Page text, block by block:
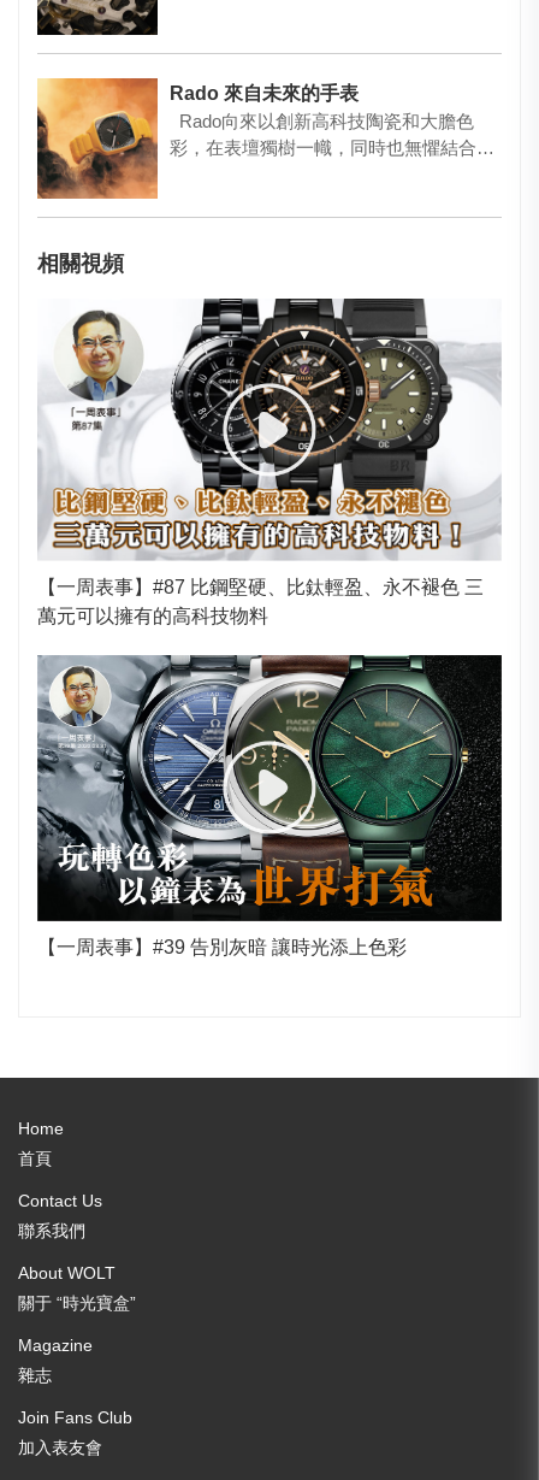
Rado 來自未來的手表
Rado向來以創新高科技陶瓷和大膽色
彩，在表壇獨樹一幟，同時也無懼結合新
相關視頻
【一周表事】#87 比鋼堅硬、比鈦輕盈、永不褪色 三
萬元可以擁有的高科技物料
【一周表事】#39 告別灰暗 讓時光添上色彩
Home
首頁
Contact Us
聯系我們
About WOLT
關于 “時光寶盒”
Magazine
雜志
Join Fans Club
加入表友會